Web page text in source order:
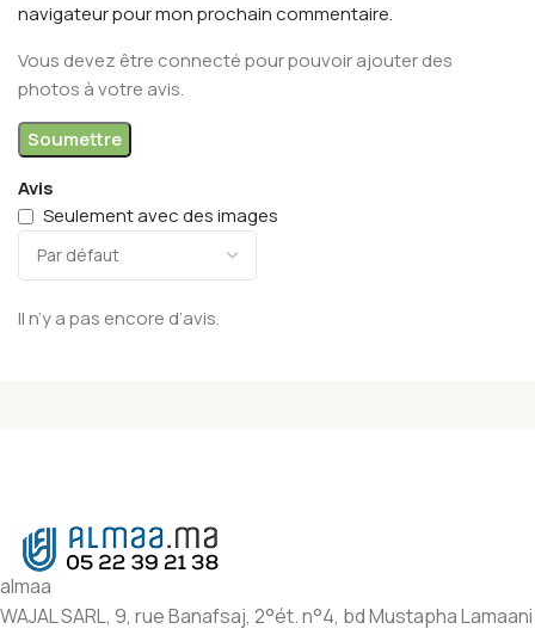
Avis
Seulement avec des images
Il n’y a pas encore d’avis.
navigateur pour mon prochain commentaire.
Vous devez être connecté pour pouvoir ajouter des
photos à votre avis.
almaa
WAJAL SARL, 9, rue Banafsaj, 2°ét. n°4, bd Mustapha Lamaani